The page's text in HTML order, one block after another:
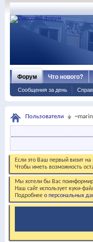
Форум
Сообщения за день
Что нового?
Пользователи
Если это Ваш первый визит
Чтобы иметь возможность
Мы хотели бы Вас
Наш сайт использует куки-
Подробнее о персональных